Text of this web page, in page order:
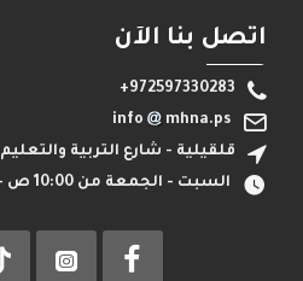
اتصل بنا الآن
+972597330283
info
mhna.ps
قلقيلية - شارع التربية والتعليم
السبت - الجمعة من 10:00 ص - 10:00 م